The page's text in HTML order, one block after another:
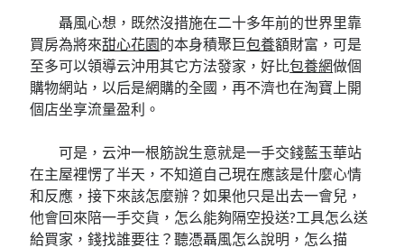
聶風心想，既然沒措施在二十多年前的世界里靠
買房為將來甜心花園的本身積聚巨包養額財富，可是
至多可以領導云沖用其它方法發家，好比包養網做個
購物網站，以后是網購的全國，再不濟也在淘寶上開
個店坐享流量盈利。
可是，云沖一根筋說生意就是一手交錢藍玉華站
在主屋裡愣了半天，不知道自己現在應該是什麼心情
和反應，接下來該怎麼辦？如果他只是出去一會兒，
他會回來陪一手交貨，怎么能夠隔空投送?工具怎么送
給買家，錢找誰要往？聽憑聶風怎么說明，怎么描